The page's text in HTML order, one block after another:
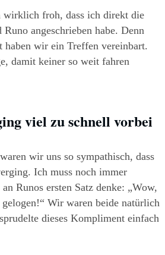
froh, dass ich direkt die
angeschrieben habe. Denn
haben wir ein Treffen vereinbart.
damit keiner so weit fahren
viel zu schnell vorbei
wir uns so sympathisch, dass
Ich muss noch immer
Runos ersten Satz denke: „Wow,
Wir waren beide natürlich
dieses Kompliment einfach